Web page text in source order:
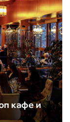
кафе и